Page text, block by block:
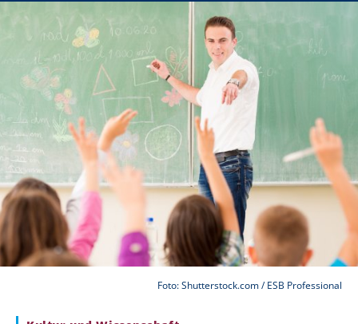
Foto: Shutterstock.com / ESB Professional